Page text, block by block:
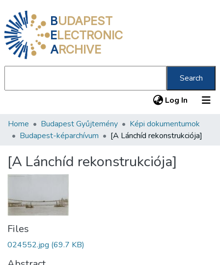
BUDAPEST
ELECTRONIC
ARCHIVE
Search
Log In (current)
Communities & Collections
Statistics
Home Budapest Gyűjtemény
Képi dokumentumok
Budapest-képarchívum
[A Lánchíd rekonstrukciója]
[A Lánchíd rekonstrukciója]
Files
024552.jpg (69.7 KB)